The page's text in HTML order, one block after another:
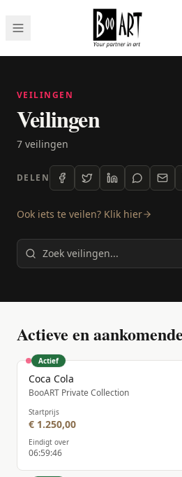
VEILINGEN
Veilingen
7 veilingen
DELEN
Ook iets te veilen? Klik hier
Actieve en
Actief
Coca Cola
BooART Private Collection
Startprijs
€ 1.250,00
Eindigt over
06:59:46